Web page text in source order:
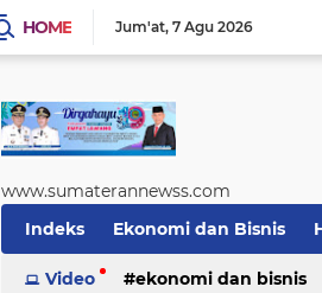
HOME Jum'at 7 Agu 2026
www.sumaterannewss.com
Indeks
Ekonomi dan Bisnis
Sosial dan Budaya Sumsel
Video ekonomi dan bisnis